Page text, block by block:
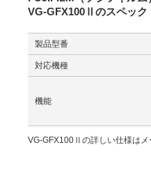
VG-GFX100Ⅱのスペック
製品型番
対応機種
機能
VG-GFX100Ⅱの詳しい仕様は